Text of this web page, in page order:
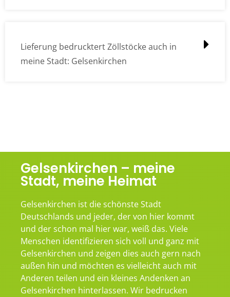
Lieferung bedrucktert Zöllstöcke auch in
meine Stadt: Gelsenkirchen
Gelsenkirchen – meine
Stadt, meine Heimat
Gelsenkirchen ist die schönste Stadt
Deutschlands und jeder, der von hier kommt
und der schon mal hier war, weiß das. Viele
Menschen identifizieren sich voll und ganz mit
Gelsenkirchen und zeigen dies auch gern nach
außen hin und möchten es vielleicht auch mit
Anderen teilen und ein kleines Andenken an
Gelsenkirchen hinterlassen. Wir bedrucken